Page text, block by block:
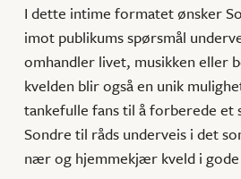
I dette intime formatet ønsker
imot publikums spørsmål
omhandler livet, musikken eller
kvelden blir også en unik
tankefulle fans til å forberede et
Sondre til råds underveis i det
nær og hjemmekjær kveld i gode